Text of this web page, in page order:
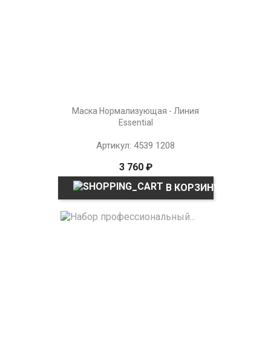
Маска Нормализующая - Линия
Essential
Артикул: 4539 1208
3 760 ₽
В КОРЗИНУ